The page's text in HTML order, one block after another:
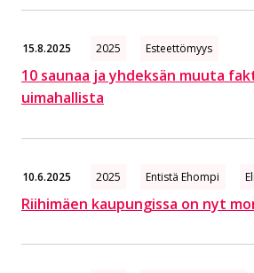
15.8.2025 2025 Esteettömyys
10 saunaa ja yhdeksän muuta
uimahallista
10.6.2025 2025 Entistä Ehompi
Riihimäen kaupungissa on nyt